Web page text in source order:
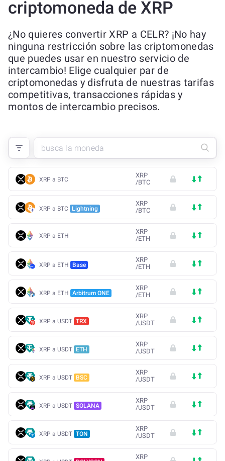
criptomoneda de XRP
¿No quieres convertir XRP a CELR? ¡No hay
ninguna restricción sobre las criptomonedas
que puedes usar en nuestro servicio de
intercambio! Elige cualquier par de
criptomonedas y disfruta de nuestras tarifas
competitivas, transacciones rápidas y
montos de intercambio precisos.
XRP a BTC
XRP
/BTC
XRP a BTC Lightning
XRP
/BTC
XRP a ETH
XRP
/ETH
XRP a ETH Base
XRP
/ETH
XRP a ETH Arbitrum ONE
XRP
/ETH
XRP a USDT TRX
XRP
/USDT
XRP a USDT ETH
XRP
/USDT
XRP a USDT BSC
XRP
/USDT
XRP a USDT SOLANA
XRP
/USDT
XRP a USDT TON
XRP
/USDT
XRP